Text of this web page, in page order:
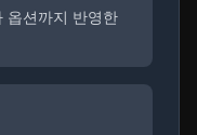
옵션까지 반영한